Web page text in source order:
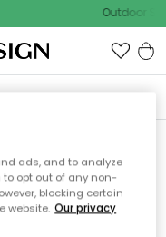
Outdoor
löydä
ads, and to analyze
opt out of any non-
blocking certain
website. Our privacy